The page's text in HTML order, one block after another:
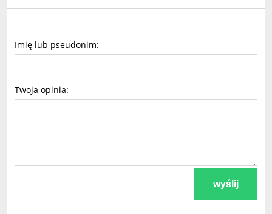
Imię lub pseudonim:
Twoja opinia:
wyślij